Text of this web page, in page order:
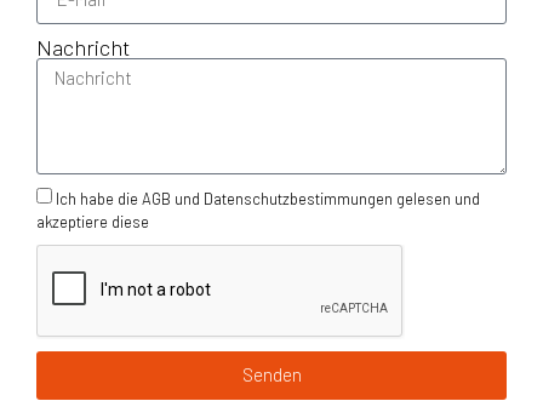
Nachricht
Ich habe die AGB und Datenschutzbestimmungen gelesen und
akzeptiere diese
Senden